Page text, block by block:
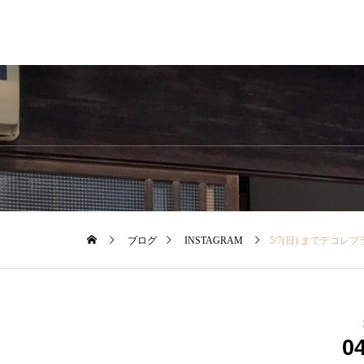
ブログ INSTAGRAM 5/7(日) までデコレプライベートブランド「TAYUTAU」春の新作デビューフェアを開催中期間中「TAYUTAUアイテムはポイント